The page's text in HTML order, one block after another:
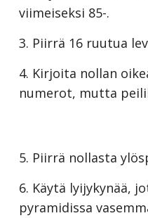
viimeiseksi 85-.
3. Piirrä 16 ruutua
4. Kirjoita nollan
numerot, mutta
5. Piirrä nollasta
6. Käytä lyijykynää,
pyramidissa